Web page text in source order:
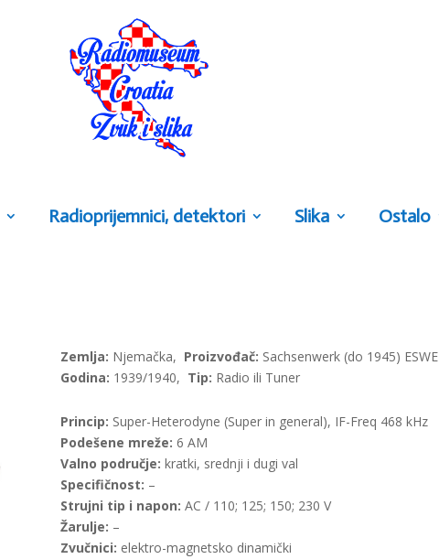
Radioprijemnici, detektori Slika Ostalo
Zemlja: Njemačka, Proizvođač: Sachsenwerk (do 1945) ESWE
Godina: 1939/1940, Tip: Radio ili Tuner
Princip: Super-Heterodyne (Super in general), IF-Freq 468 kHz
Podešene mreže: 6 AM
Valno područje: kratki, srednji i dugi val
Specifičnost: –
Strujni tip i napon: AC / 110; 125; 150; 230 V
Žarulje: –
Zvučnici: elektro-magnetsko dinamički